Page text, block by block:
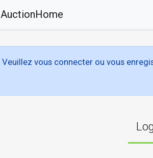
AuctionHome
Veuillez vous connecter ou vous